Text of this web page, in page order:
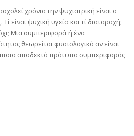
χρόνια την ψυχιατρική είναι ο
είναι ψυχική υγεία και τί διαταραχή;
όχι; Μια συμπεριφορά ή ένα
θεωρείται φυσιολογικό αν είναι
αποδεκτό πρότυπο συμπεριφοράς